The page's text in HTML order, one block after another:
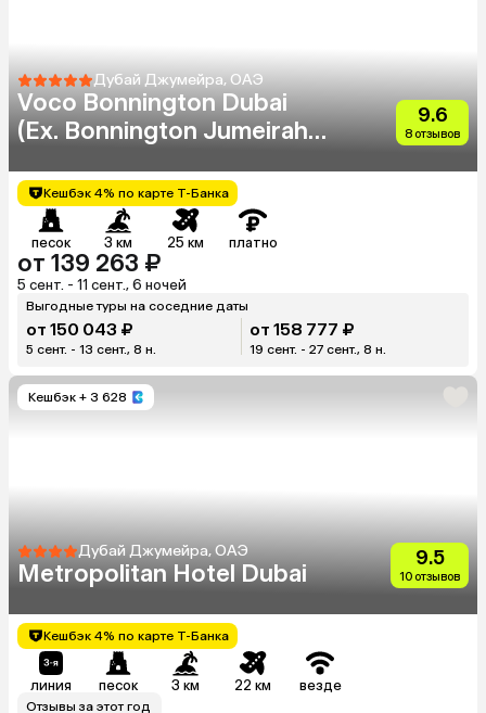
Дубай Джумейра, ОАЭ
Voco Bonnington Dubai
(Ex. Bonnington Jumeirah
9.6
8 отзывов
Кешбэк 4% по карте Т-Банка
песок 3 км 25 км платно
от 139 263 ₽
5 сент. - 11 сент., 6 ночей
Выгодные туры на соседние даты
от 150 043 ₽
5 сент. - 13 сент., 8 н.
от 158 777 ₽
19 сент. - 27 сент., 8 н.
Кешбэк + 3 628
Дубай Джумейра, ОАЭ
Metropolitan Hotel Dubai
9.5
10 отзывов
Кешбэк 4% по карте Т-Банка
линия песок 3 км 22 км везде
Отзывы за этот год